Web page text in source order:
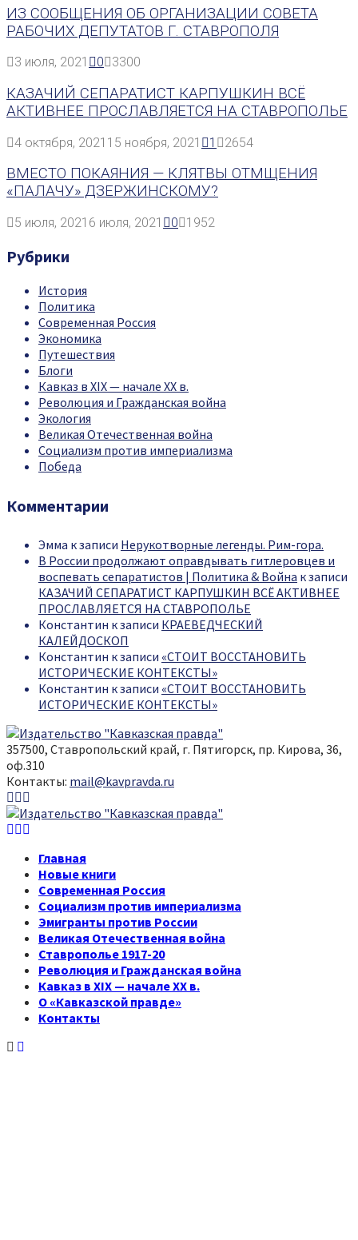
ИЗ СООБЩЕНИЯ ОБ ОРГАНИЗАЦИИ СОВЕТА
РАБОЧИХ ДЕПУТАТОВ Г. СТАВРОПОЛЯ
3 июля, 2021 0 3300
КАЗАЧИЙ СЕПАРАТИСТ КАРПУШКИН ВСЁ
АКТИВНЕЕ ПРОСЛАВЛЯЕТСЯ НА СТАВРОПОЛЬЕ
4 октября, 2021 15 ноября, 2021 1 2654
ВМЕСТО ПОКАЯНИЯ — КЛЯТВЫ ОТМЩЕНИЯ
«ПАЛАЧУ» ДЗЕРЖИНСКОМУ?
5 июля, 2021 6 июля, 2021 0 1952
Рубрики
История
Политика
Современная Россия
Экономика
Путешествия
Блоги
Кавказ в XIX — начале XX в.
Революция и Гражданская война
Экология
Великая Отечественная война
Социализм против империализма
Победа
Комментарии
Эмма к записи Нерукотворные легенды. Рим-гора.
В России продолжают оправдывать гитлеровцев и
воспевать сепаратистов | Политика & Война к записи
КАЗАЧИЙ СЕПАРАТИСТ КАРПУШКИН ВСЁ АКТИВНЕЕ
ПРОСЛАВЛЯЕТСЯ НА СТАВРОПОЛЬЕ
Константин к записи КРАЕВЕДЧЕСКИЙ
КАЛЕЙДОСКОП
Константин к записи «СТОИТ ВОССТАНОВИТЬ
ИСТОРИЧЕСКИЕ КОНТЕКСТЫ»
Константин к записи «СТОИТ ВОССТАНОВИТЬ
ИСТОРИЧЕСКИЕ КОНТЕКСТЫ»
357500, Ставропольский край, г. Пятигорск, пр. Кирова, 36,
оф.310
Контакты: mail@kavpravda.ru
Youtube
Vk
Youtube
Vk
Главная
Новые книги
Современная Россия
Социализм против империализма
Эмигранты против России
Великая Отечественная война
Ставрополье 1917-20
Революция и Гражданская война
Кавказ в XIX — начале XX в.
О «Кавказской правде»
Контакты